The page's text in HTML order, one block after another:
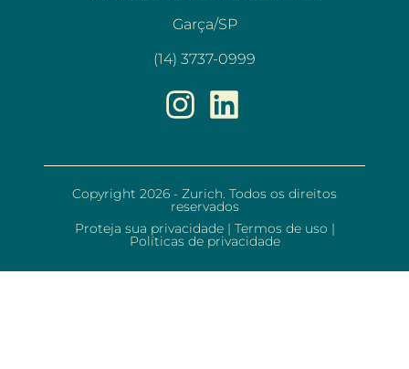
Garça/SP
(14) 3737-0999
Copyright 2026 - Zurich. Todos os direitos
reservados
Proteja sua privacidade | Termos de uso |
Políticas de privacidade